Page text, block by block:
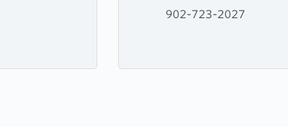
902-723-2027